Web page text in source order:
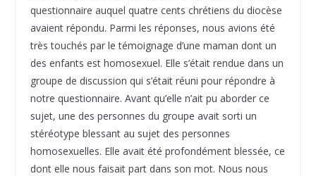
questionnaire auquel quatre cents chrétiens du diocèse
avaient répondu. Parmi les réponses, nous avions été
très touchés par le témoignage d’une maman dont un
des enfants est homosexuel. Elle s’était rendue dans un
groupe de discussion qui s’était réuni pour répondre à
notre questionnaire. Avant qu’elle n’ait pu aborder ce
sujet, une des personnes du groupe avait sorti un
stéréotype blessant au sujet des personnes
homosexuelles. Elle avait été profondément blessée, ce
dont elle nous faisait part dans son mot. Nous nous